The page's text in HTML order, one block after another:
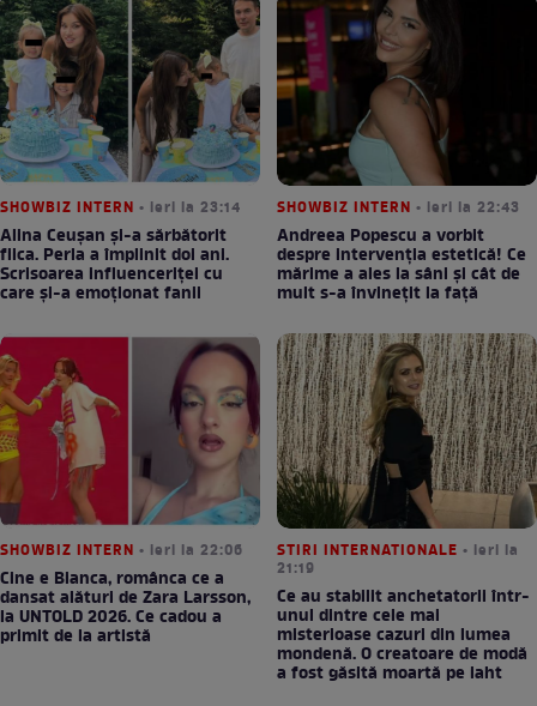
SHOWBIZ INTERN • ieri la 23:14
Alina Ceușan și-a sărbătorit
fiica. Perla a împlinit doi ani.
Scrisoarea influenceriței cu
care și-a emoționat fanii
SHOWBIZ INTERN • ieri la 22:43
Andreea Popescu a vorbit
despre intervenția estetică! Ce
mărime a ales la sâni și cât de
mult s-a învinețit la față
SHOWBIZ INTERN • ieri la 22:06
Cine e Bianca, românca ce a
dansat alături de Zara Larsson,
la UNTOLD 2026. Ce cadou a
primit de la artistă
STIRI INTERNATIONALE • ieri la
21:19
Ce au stabilit anchetatorii într-
unul dintre cele mai
misterioase cazuri din lumea
mondenă. O creatoare de modă
a fost găsită moartă pe iaht